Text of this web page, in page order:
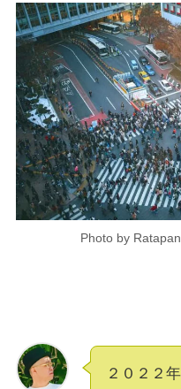
Photo by
２０２２